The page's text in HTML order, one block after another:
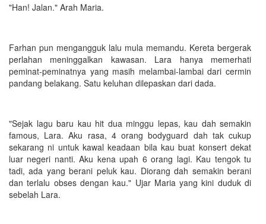
"Han! Jalan." Arah Maria.
Farhan pun mengangguk lalu mula memandu. Kereta bergerak
perlahan meninggalkan kawasan. Lara hanya memerhati
peminat-peminatnya yang masih melambai-lambai dari cermin
pandang belakang. Satu keluhan dilepaskan dari dada.
"Sejak lagu baru kau hit dua minggu lepas, kau dah semakin
famous, Lara. Aku rasa, 4 orang bodyguard dah tak cukup
sekarang ni untuk kawal keadaan bila kau buat konsert dekat
luar negeri nanti. Aku kena upah 6 orang lagi. Kau tengok tu
tadi, ada yang berani peluk kau. Diorang dah semakin berani
dan terlalu obses dengan kau." Ujar Maria yang kini duduk di
sebelah Lara.